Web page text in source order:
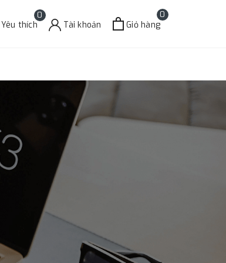
0
Yêu thích Tài khoản
0
Giỏ hàng